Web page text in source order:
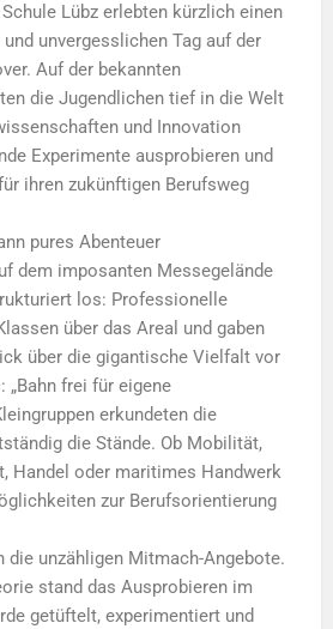
Lübz erlebten kürzlich einen
unvergesslichen Tag auf der
Auf der bekannten
die Jugendlichen tief in die Welt
und Innovation
Experimente ausprobieren und
ihren zukünftigen Berufsweg
pures Abenteuer
dem imposanten Messegelände
los: Professionelle
über das Areal und gaben
über die gigantische Vielfalt vor
„Bahn frei für eigene
erkundeten die
die Stände. Ob Mobilität,
Handel oder maritimes Handwerk
zur Berufsorientierung
die unzähligen Mitmach-Angebote.
stand das Ausprobieren im
getüftelt, experimentiert und